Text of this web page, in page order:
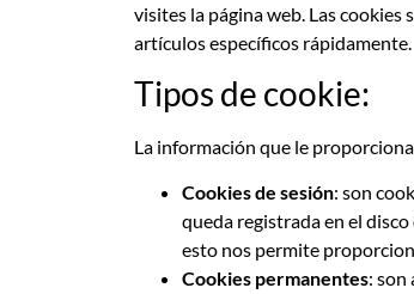
visites la página web. Las cookies
artículos específicos rápidamente.
Tipos de cookie:
La información que le
Cookies de sesión: son
queda registrada en el
esto nos permite
Cookies permanentes: son